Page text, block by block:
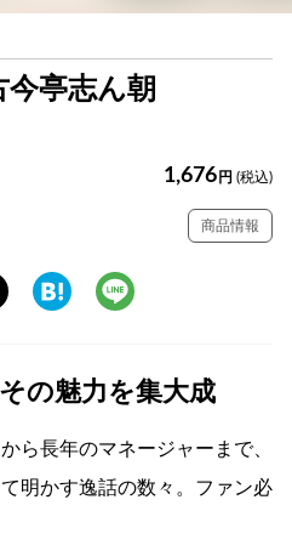
亭志ん朝
1,676 円 (税込)
商品情報
の魅力を集大成
ら長年のマネージャーまで、
明かす逸話の数々。ファン必